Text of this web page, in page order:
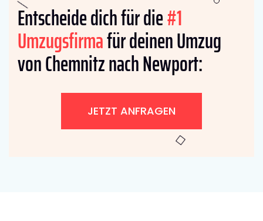
Entscheide dich für die#1
Umzugsfirmafür deinen Umzug
von Chemnitz nach Newport:
JETZT ANFRAGEN